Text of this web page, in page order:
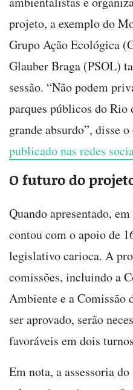
projeto, a exemplo do
Grupo Ação Ecológica
Glauber Braga (PSOL)
sessão. “Não podem
parques públicos do Rio
grande absurdo”, disse
publicado nas redes
O futuro do
Quando apresentado,
contou com o apoio de
legislativo carioca. A
comissões, incluindo a
Ambiente e a Comissão
ser aprovado, serão
favoráveis em dois
Em nota, a assessoria